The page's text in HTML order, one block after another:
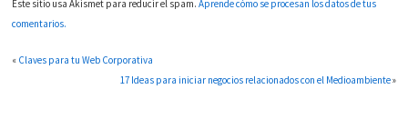
Este sitio usa Akismet para reducir el spam.Aprende cómo se procesan los datos de tus
comentarios.
« Claves para tu Web Corporativa
17 Ideas para iniciar negocios relacionados con el Medioambiente»